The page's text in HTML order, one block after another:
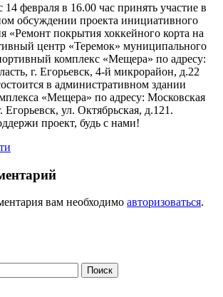
февраля в 16.00 час принять участие в
обсуждении проекта инициативного
«Ремонт покрытия хоккейного корта на
центр «Теремок» муниципального
комплекс «Мещера» по адресу:
г. Егорьевск, 4-й микрорайон, д.22
в административном здании
«Мещера» по адресу: Московская
Егорьевск, ул. Октябрьская, д.121.
проект, будь с нами!
вам необходимо авторизоваться.